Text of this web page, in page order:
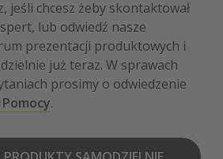
jeśli chcesz żeby skontaktował
lub odwiedź nasze
prezentacji produktowych i
już teraz. W sprawach
prosimy o odwiedzenie
.